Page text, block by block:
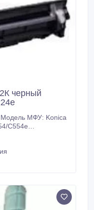
черный
Модель МФУ: Konica
C554e
100%
на наш сайт
ТК Кит по